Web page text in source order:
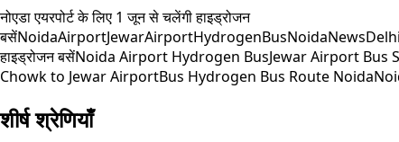
नोएडा एयरपोर्ट के लिए 1 जून से चलेंगी हाइड्रोजन
बसेंNoidaAirportJewarAirportHydrogenBusNoidaNews
हाइड्रोजन बसेंNoida Airport Hydrogen BusJewar Airport Bus
Chowk to Jewar AirportBus Hydrogen Bus Route Noida
शीर्ष श्रेणियाँ